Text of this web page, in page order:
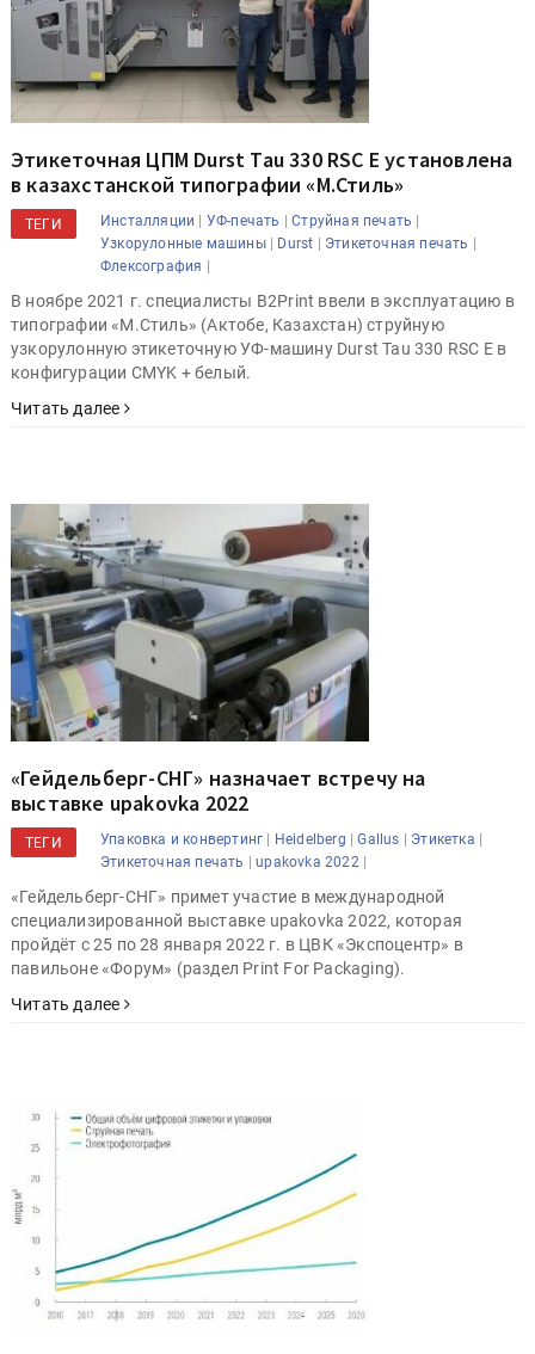
Этикеточная ЦПМ Durst Tau 330 RSC E установлена
в казахстанской типографии «М.Стиль»
ТЕГИ Инсталляции | УФ-печать |Струйная печать |
Узкорулонные машины| Durst | Этикеточная печать |
Флексография |
В ноябре 2021 г. специалисты B2Print ввели в эксплуатацию в
типографии «М.Стиль» (Актобе, Казахстан) струйную
узкорулонную этикеточную УФ-машину Durst Tau 330 RSC E в
конфигурации CMYK + белый.
Читать далее
«Гейдельберг-СНГ» назначает встречу на
выставке upakovka 2022
ТЕГИ Упаковка и конвертинг | Heidelberg |Gallus | Этикетка |
Этикеточная печать |upakovka 2022|
«Гейдельберг-СНГ» примет участие в международной
специализированной выставке upakovka 2022, которая
пройдёт с 25 по 28 января 2022 г. в ЦВК «Экспоцентр» в
павильоне «Форум» (раздел Print For Packaging).
Читать далее